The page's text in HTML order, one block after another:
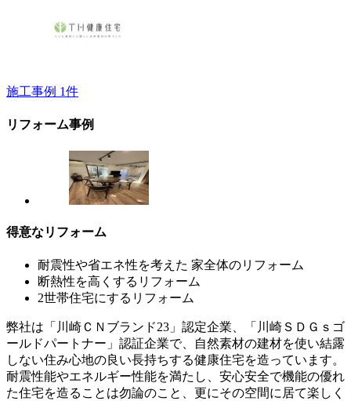
施工事例 1件
リフォーム事例
得意なリフォーム
耐震性や省エネ性を考えた 家全体のリフォーム
断熱性を高くするリフォーム
2世帯住宅にするリフォーム
弊社は「川崎ＣＮブランド23」認定企業、「川崎ＳＤＧｓゴ
ールドパートナー」認証企業で、自然素材の建材を使い結露
しない住み心地の良い長持ちする健康住宅を造っています。
耐震性能やエネルギー性能を満たし、安心安全で機能の優れ
た住宅を造ることは勿論のこと、更にその空間に居て楽しく